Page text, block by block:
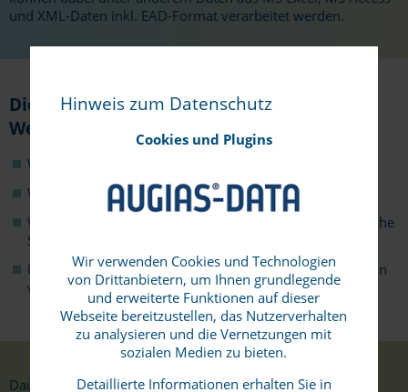
und XML-Daten inkl. EAD-Format verarbeitet werden.
Diese Inhalte werden Ihnen während des
Webinars vermittelt:
Welche Formate können konvertiert werden?
Wie ist der Programmaufbau?
Wie sieht der Workflow beim Datenimport aus und welche
Schwierigkeiten können auftreten?
Unterschiede zwischen der Standard- und der Vollversion
von AUGIAS-Konvert.
Dauer des Webinars: ca. 1 Stunde
Hinweis zum Datenschutz
Cookies und Plugins
Wir verwenden Cookies und Technologien
von Drittanbietern, um Ihnen grundlegende
und erweiterte Funktionen auf dieser
Webseite bereitzustellen, das Nutzerverhalten
zu analysieren und die Vernetzungen mit
sozialen Medien zu bieten.
Detaillierte Informationen erhalten Sie in